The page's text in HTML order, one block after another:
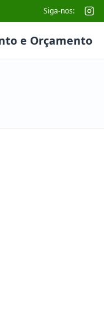
Siga-nos:
e Orçamento